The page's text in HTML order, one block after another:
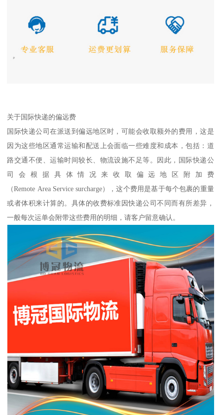
关于国际快递的偏远费
国际快递公司在派送到偏远地区时，可能会收取额外的费用，这是
因为这些地区通常运输和配送上会面临一些难度和成本，包括：道
路交通不便、运输时间较长、物流设施不足等。因此，国际快递公
司会根据具体情况来收取偏远地区附加费
（Remote Area Service surcharge），这个费用是基于每个包裹的重量
或者体积来计算的。具体的收费标准因快递公司不同而有所差异，
一般每次运单会附带这些费用的明细，请客户留意确认。